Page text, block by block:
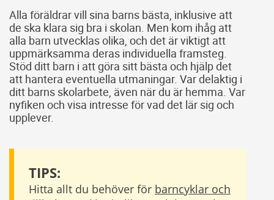
Alla föräldrar vill sina barns bästa, inklusive att
de ska klara sig bra i skolan. Men kom ihåg att
alla barn utvecklas olika, och det är viktigt att
uppmärksamma deras individuella framsteg.
Stöd ditt barn i att göra sitt bästa och hjälp det
att hantera eventuella utmaningar. Var delaktig i
ditt barns skolarbete, även när du är hemma. Var
nyfiken och visa intresse för vad det lär sig och
upplever.
TIPS:
Hitta allt du behöver för barncyklar och